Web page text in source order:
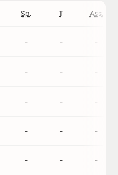
Sp. T Ass.
- - -
- - -
- - -
- - -
- - -